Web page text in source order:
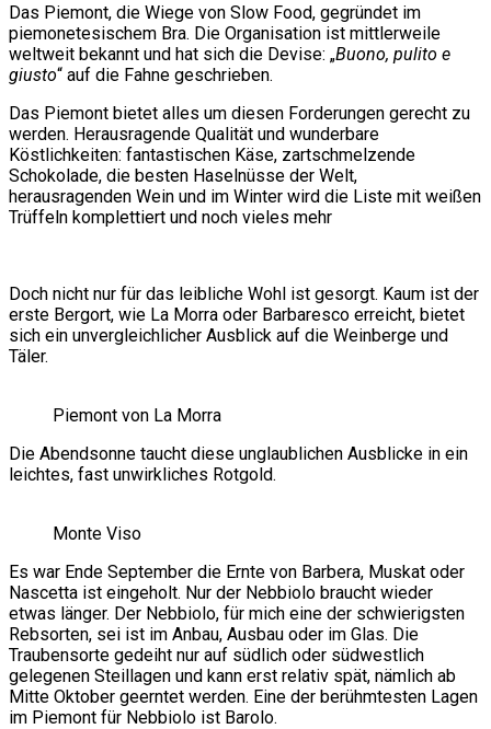
Das Piemont, die Wiege von Slow Food, gegründet im
piemonetesischem Bra. Die Organisation ist mittlerweile
weltweit bekannt und hat sich die Devise: „Buono, pulito e
giusto“ auf die Fahne geschrieben.
Das Piemont bietet alles um diesen Forderungen gerecht zu
werden. Herausragende Qualität und wunderbare
Köstlichkeiten: fantastischen Käse, zartschmelzende
Schokolade, die besten Haselnüsse der Welt,
herausragenden Wein und im Winter wird die Liste mit weißen
Trüffeln komplettiert und noch vieles mehr
Doch nicht nur für das leibliche Wohl ist gesorgt. Kaum ist der
erste Bergort, wie La Morra oder Barbaresco erreicht, bietet
sich ein unvergleichlicher Ausblick auf die Weinberge und
Täler.
Piemont von La Morra
Die Abendsonne taucht diese unglaublichen Ausblicke in ein
leichtes, fast unwirkliches Rotgold.
Monte Viso
Es war Ende September die Ernte von Barbera, Muskat oder
Nascetta ist eingeholt. Nur der Nebbiolo braucht wieder
etwas länger. Der Nebbiolo, für mich eine der schwierigsten
Rebsorten, sei ist im Anbau, Ausbau oder im Glas. Die
Traubensorte gedeiht nur auf südlich oder südwestlich
gelegenen Steillagen und kann erst relativ spät, nämlich ab
Mitte Oktober geerntet werden. Eine der berühmtesten Lagen
im Piemont für Nebbiolo ist Barolo.